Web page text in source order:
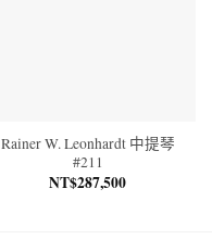
Rainer W. Leonhardt 中提琴
#211
NT$287,500